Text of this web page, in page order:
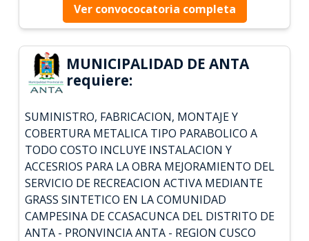
Ver convococatoria completa
MUNICIPALIDAD DE ANTA
requiere:
SUMINISTRO, FABRICACION, MONTAJE Y
COBERTURA METALICA TIPO PARABOLICO A
TODO COSTO INCLUYE INSTALACION Y
ACCESRIOS PARA LA OBRA MEJORAMIENTO DEL
SERVICIO DE RECREACION ACTIVA MEDIANTE
GRASS SINTETICO EN LA COMUNIDAD
CAMPESINA DE CCASACUNCA DEL DISTRITO DE
ANTA - PRONVINCIA ANTA - REGION CUSCO